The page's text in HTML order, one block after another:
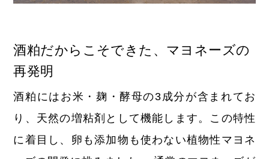
酒粕だからこそできた、マヨネーズの
再発明
酒粕にはお米・麹・酵母の3成分が含まれてお
り、天然の増粘剤として機能します。この特性
に着目し、卵も添加物も使わない植物性マヨネ